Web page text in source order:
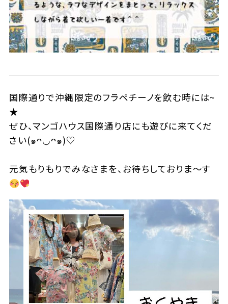
国際通りで沖縄限定のフラペチーノを飲む時には~
★
ぜひ、マンゴハウス国際通り店にも遊びに来てくだ
さい(๑ᴖ◡ᴖ๑)♡
元気もりもりでみなさまを、お待ちしておりま〜す